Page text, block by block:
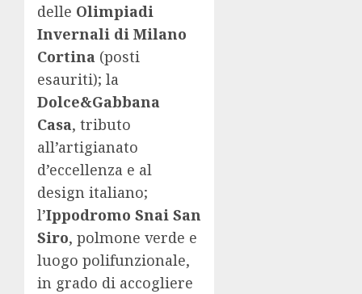
delle Olimpiadi
Invernali di Milano
Cortina (posti
esauriti); la
Dolce&Gabbana
Casa, tributo
all’artigianato
d’eccellenza e al
design italiano;
l’Ippodromo Snai San
Siro, polmone verde e
luogo polifunzionale,
in grado di accogliere